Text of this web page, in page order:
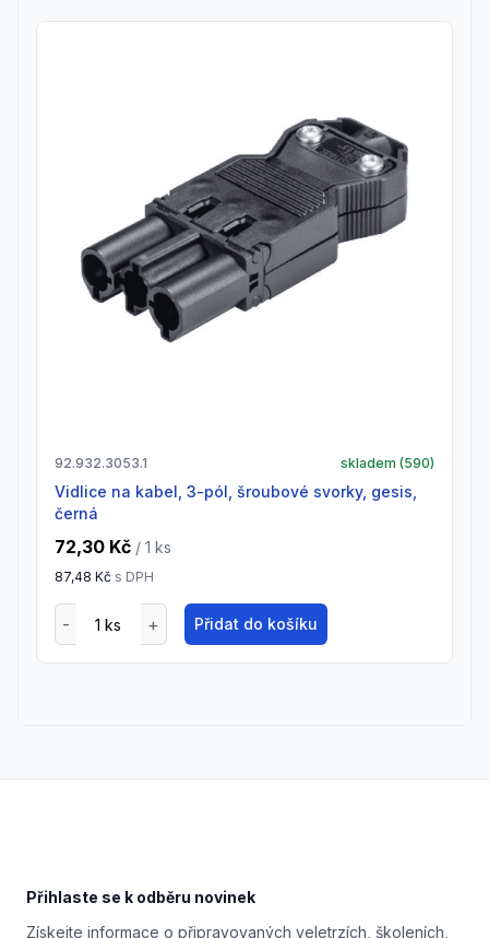
92.932.3053.1 skladem (590)
vidlice na kabel, 3-pól, šroubové svorky, gesis,
černá
72,30 Kč / 1 ks
87,48 Kč s DPH
Přidat do košíku
Přihlaste se k odběru novinek
Získejte informace o připravovaných veletrzích, školeních,